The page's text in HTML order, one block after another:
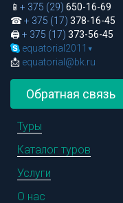
📱 + 375 (29) 650-16-69
☎+ 375 (17) 378-16-45
🖨+ 375 (17) 373-56-45
equatorial2011 ▾
📩 equatorial@bk.ru
Обратная связь
Туры
Каталог туров
Услуги
О нас